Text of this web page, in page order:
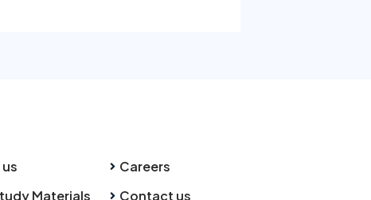
Materials
Careers
Contact us